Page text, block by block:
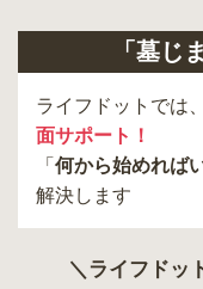
「墓じ
ライフドットでは、
面サポート！
「 何から始めれば
解決します
＼ライフドッ